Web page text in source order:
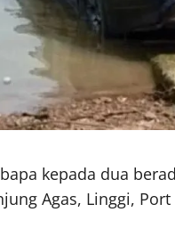
kepada dua
Agas, Linggi,